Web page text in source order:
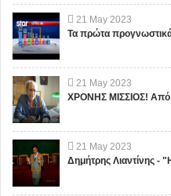
21 May 2023
Τα πρώτα
21 May 2023
ΧΡΟΝΗΣ ΜΙΣΣΙΟΣ! Από
21 May 2023
Δημήτρης Λιαντίνης -